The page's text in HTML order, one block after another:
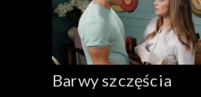
Barwy szczęścia